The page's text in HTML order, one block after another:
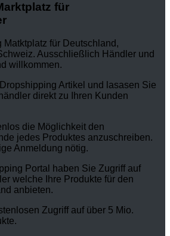
für
für Deutschland,
Ausschließlich Händler und
willkommen.
Artikel und lasasen Sie
direkt zu Ihren Kunden
die Möglichkeit den
jedes Produktes anzuschreiben.
Anmeldung nötig.
Portal haben Sie Zugriff auf
welche Ihre Produkte für den
anbieten.
Zugriff auf über 5 Mio.